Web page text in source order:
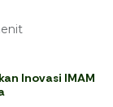
Inovasi IMAM